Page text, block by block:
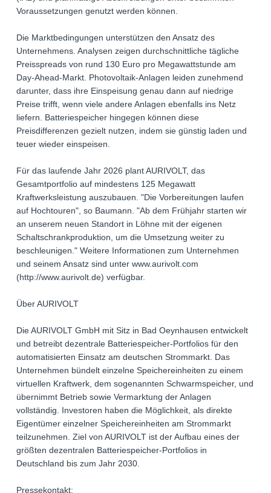
Voraussetzungen genutzt werden können.
Die Marktbedingungen unterstützen den Ansatz des
Unternehmens. Analysen zeigen durchschnittliche tägliche
Preisspreads von rund 130 Euro pro Megawattstunde am
Day-Ahead-Markt. Photovoltaik-Anlagen leiden zunehmend
darunter, dass ihre Einspeisung genau dann auf niedrige
Preise trifft, wenn viele andere Anlagen ebenfalls ins Netz
liefern. Batteriespeicher hingegen können diese
Preisdifferenzen gezielt nutzen, indem sie günstig laden und
teuer wieder einspeisen.
Für das laufende Jahr 2026 plant AURIVOLT, das
Gesamtportfolio auf mindestens 125 Megawatt
Kraftwerksleistung auszubauen. "Die Vorbereitungen laufen
auf Hochtouren", so Baumann. "Ab dem Frühjahr starten wir
an unserem neuen Standort in Löhne mit der eigenen
Schaltschrankproduktion, um die Umsetzung weiter zu
beschleunigen." Weitere Informationen zum Unternehmen
und seinem Ansatz sind unter www.aurivolt.com
(http://www.aurivolt.de) verfügbar.
Über AURIVOLT
Die AURIVOLT GmbH mit Sitz in Bad Oeynhausen entwickelt
und betreibt dezentrale Batteriespeicher-Portfolios für den
automatisierten Einsatz am deutschen Strommarkt. Das
Unternehmen bündelt einzelne Speichereinheiten zu einem
virtuellen Kraftwerk, dem sogenannten Schwarmspeicher, und
übernimmt Betrieb sowie Vermarktung der Anlagen
vollständig. Investoren haben die Möglichkeit, als direkte
Eigentümer einzelner Speichereinheiten am Strommarkt
teilzunehmen. Ziel von AURIVOLT ist der Aufbau eines der
größten dezentralen Batteriespeicher-Portfolios in
Deutschland bis zum Jahr 2030.
Pressekontakt: